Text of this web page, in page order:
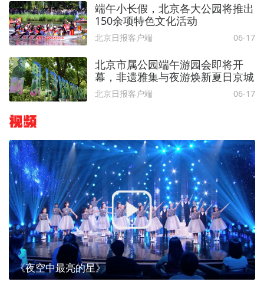
端午小长假，北京各大公园将推出
150余项特色文化活动
北京日报客户端 06-17
北京市属公园端午游园会即将开
幕，非遗雅集与夜游焕新夏日京城
北京日报客户端 06-17
视频
《夜空中最亮的星》